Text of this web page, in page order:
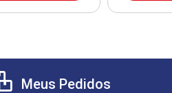
Meus Pedidos